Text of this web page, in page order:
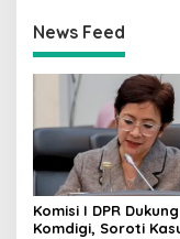
News Feed
Komisi I DPR Dukung
Komdigi, Soroti